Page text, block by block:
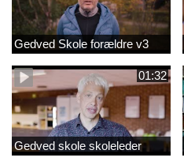
Gedved Skole forældre v3
01:32
Gedved skole skoleleder